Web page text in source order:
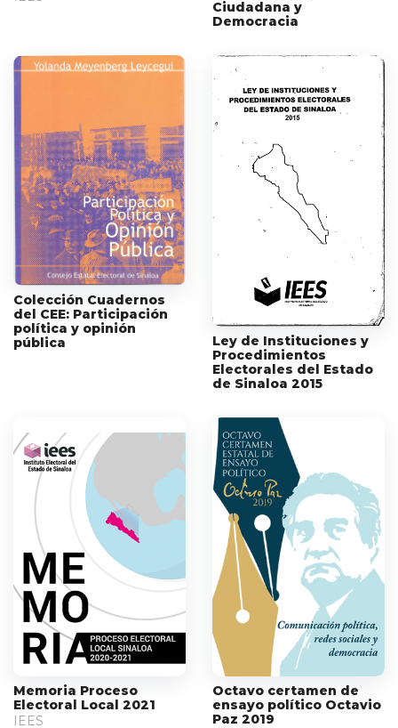
Ciudadana y
Democracia
Colección Cuadernos
del CEE: Participación
política y opinión
pública
Ley de Instituciones y
Procedimientos
Electorales del Estado
de Sinaloa 2015
Memoria Proceso
Electoral Local 2021
IEES
Octavo certamen de
ensayo político Octavio
Paz 2019